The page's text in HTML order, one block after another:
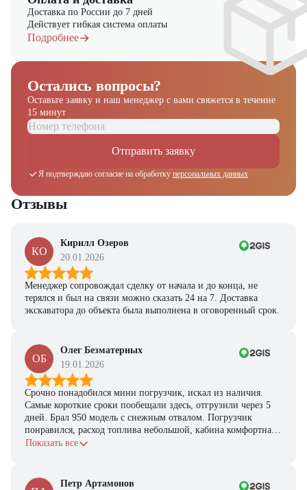
Доставка по России до 7 дней
Действует гибкая система оплаты
Подробнее
Остались вопросы?
Оставьте заявку и наш менеджер с вами свяжется в течение
15 минут
Отправить заявку
Я подтверждаю согласие на обработку персональных данных
Отзывы
КО
Кирилл Озеров
20.01.2026
Менеджер сопровождал сделку от начала и до конца, не
терялся и был на связи можно сказать 24 на 7. Доставка
экскаватора до объекта была выполнена в оговоренный срок.
ОБ
Олег Безматерных
19.01.2026
Срочно понадобился мини погрузчик, искал из наличия.
Самые короткие сроки пообещали здесь, отгрузили через 5
дней. Брал 950 модель с снежным отвалом. Погрузчик
понравился, расход топлива небольшой, кабина комфортная,
с задачами справляется.
Показать все
Петр Артамонов
Получите выгодное
предложение на спецтехнику
из наличия!
персональную подборку моделей и лучшие условия